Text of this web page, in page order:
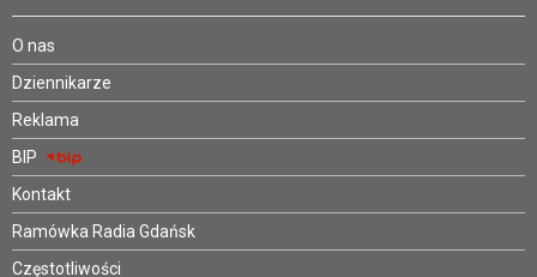
O nas
Dziennikarze
Reklama
BIP
Kontakt
Ramówka Radia Gdańsk
Częstotliwości